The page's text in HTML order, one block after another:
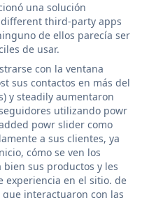
una solución
third-party apps
de ellos parecía ser
de usar.
con la ventana
sus contactos en más del
y steadily aumentaron
utilizando powr
powr slider como
a sus clientes, ya
cómo se ven los
sus productos y les
experiencia en el sitio. de
interactuaron con las